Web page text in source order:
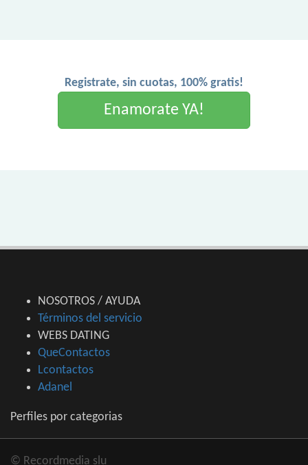
Registrate, sin cuotas, 100% gratis!
Enamorate YA!
NOSOTROS / AYUDA
Términos del servicio
WEBS DATING
QueContactos
Lcontactos
Adanel
Perfiles por categorias
© Recordmedia slu